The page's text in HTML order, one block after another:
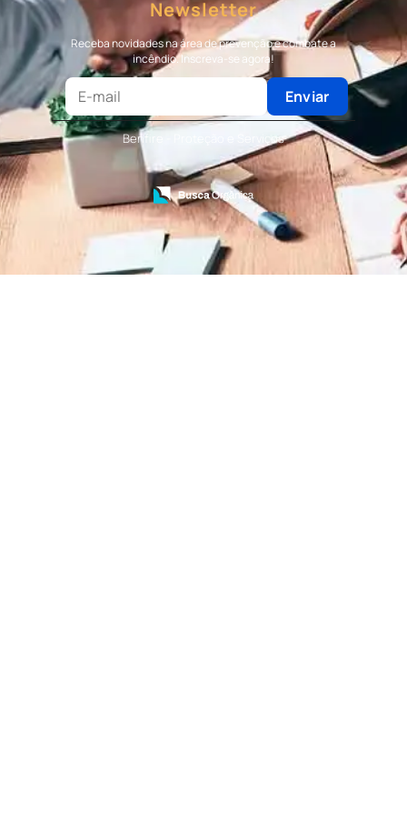
Terceirização de Bombeiro
Terceirização de Bombeiro Civil
Terceirização de Portaria
Terceirização de Recepção
Terceirização de Recepcionista
Terceirização de Serviços de Recepcionistas
Treinamento de Bombeiro Civil
Treinamento de Bombeiros
Treinamento de Brigada
Treinamento de Brigada de Emergência
Treinamento de Brigada de Incêndio
Treinamento de Brigada de Incêndio Valor
Treinamento de Brigadista de Incêndio
Treinamento de Combate a Incêndio NR 23
Newsletter
Receba novidades na área de prevenção e combate a
incêndio. Inscreva-se agora!
Enviar
Benfire - Proteção e Serviços